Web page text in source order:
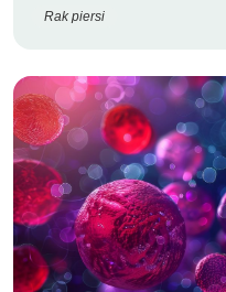
Rak piersi